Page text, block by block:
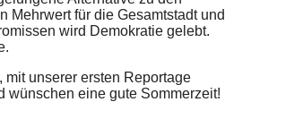
für die Gesamtstadt und
wird Demokratie gelebt.
unserer ersten Reportage
wünschen eine gute Sommerzeit!